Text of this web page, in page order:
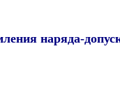
наряда-